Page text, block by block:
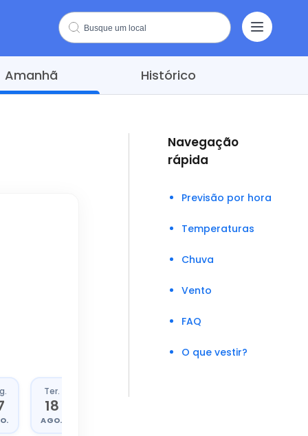
Amanhã Histórico
Ter.
18
AGO.
Navegação
rápida
Previsão por hora
Temperaturas
Chuva
Vento
FAQ
O que vestir?